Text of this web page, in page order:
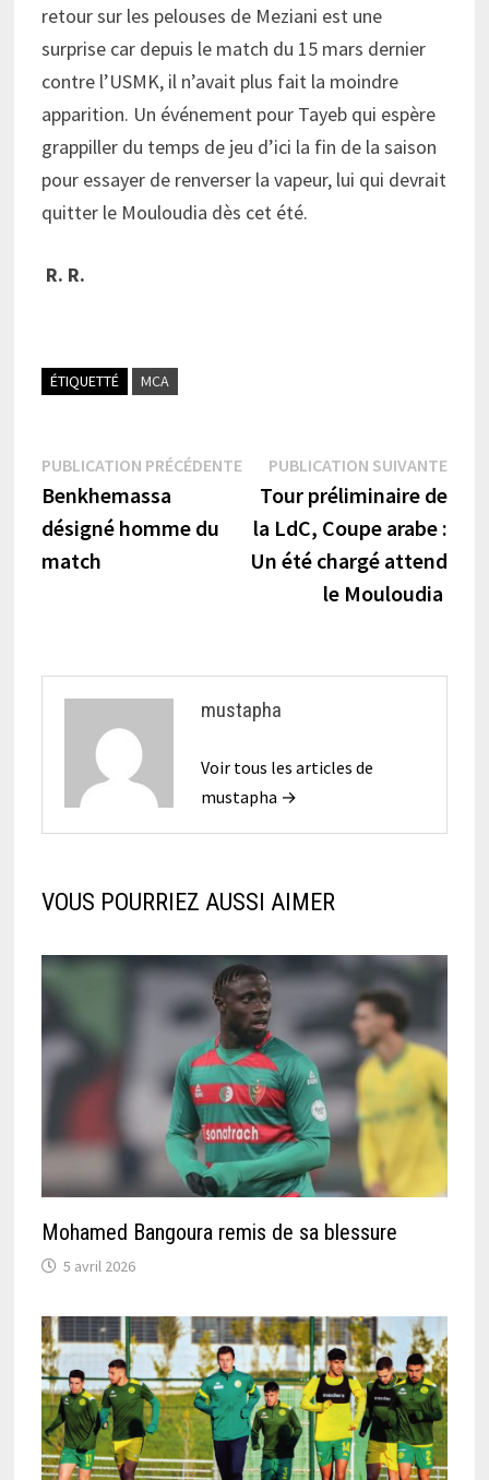
retour sur les pelouses de Meziani est une
surprise car depuis le match du 15 mars dernier
contre l’USMK, il n’avait plus fait la moindre
apparition. Un événement pour Tayeb qui espère
grappiller du temps de jeu d’ici la fin de la saison
pour essayer de renverser la vapeur, lui qui devrait
quitter le Mouloudia dès cet été.
R. R.
ÉTIQUETTÉ MCA
Navigation
de
l’article
PUBLICATION PRÉCÉDENTEPublication
précédente :
Benkhemassa
désigné homme du
match
PUBLICATION SUIVANTE
Tour préliminaire de
la LdC, Coupe arabe :
Un été chargé attend
le Mouloudia
mustapha
Voir tous les articles de
mustapha →
VOUS POURRIEZ AUSSI AIMER
Mohamed Bangoura remis de sa blessure
5 avril 2026